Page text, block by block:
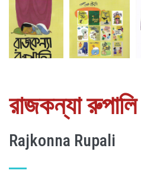
রাজকন্যা রুপালি
Rajkonna Rupali